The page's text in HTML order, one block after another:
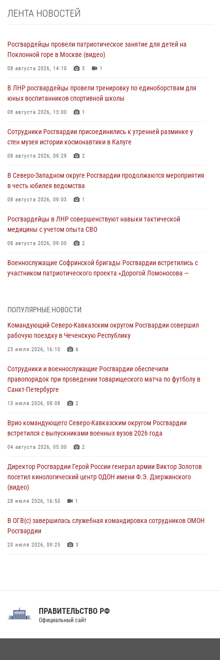
ЛЕНТА НОВОСТЕЙ
Росгвардейцы провели патриотическое занятие для детей на
Поклонной горе в Москве (видео)
08 августа 2026, 14:10 3 1
В ЛНР росгвардейцы провели тренировку по единоборствам для
юных воспитанников спортивной школы
08 августа 2026, 13:00 1
Сотрудники Росгвардии присоединились к утренней разминке у
стен музея истории космонавтики в Калуге
08 августа 2026, 09:29 2
В Северо-Западном округе Росгвардии продолжаются мероприятия
в честь юбилея ведомства
08 августа 2026, 09:03 1
Росгвардейцы в ЛНР совершенствуют навыки тактической
медицины с учетом опыта СВО
08 августа 2026, 09:00 2
Военнослужащие Софринской бригады Росгвардии встретились с
участником патриотического проекта «Дорогой Ломоносова —
исполнилось 20 лет
08 августа 2026, 07:00
настольному теннису ко Дню физкультурника
08 августа 2026, 07:00
Росгвардейцы обеспечили безопасность «Поезда Победы» в
08 августа 2026, 07:00
В Москве росгвардейцы оказали помощь медикам и девушке с
08 августа 2026, 06:32 1
ПОПУЛЯРНЫЕ НОВОСТИ
Командующий Северо-Кавказским округом Росгвардии совершил
рабочую поездку в Чеченскую Республику
23 июля 2026, 16:10 6
Сотрудники и военнослужащие Росгвардии обеспечили
правопорядок при проведении товарищеского матча по футболу в
Санкт-Петербурге
13 июля 2026, 08:08 2
Врио командующего Северо-Кавказским округом Росгвардии
встретился с выпускниками военных вузов 2026 года
04 августа 2026, 05:00 2
Директор Росгвардии Герой России генерал армии Виктор Золотов
посетил кинологический центр ОДОН имени Ф.Э. Дзержинского
(видео)
28 июля 2026, 16:50 1
В ОГВ(с) завершилась служебная командировка сотрудников ОМОН
Росгвардии
20 июля 2026, 09:25 3
Праздник «Один день с Росгвардией» к 105-летию Центрального
ПРАВИТЕЛЬСТВО РФ
Официальный сайт